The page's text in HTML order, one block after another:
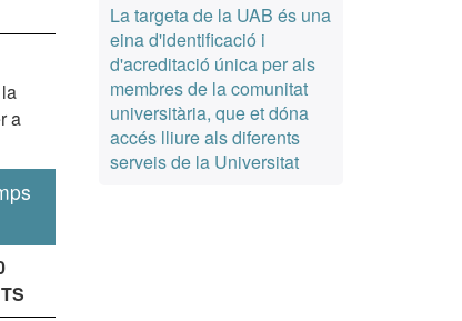
a
La targeta de la UAB és una
eina d'identificació i
d'acreditació única per als
membres de la comunitat
universitària, que et dóna
accés lliure als diferents
serveis de la Universitat